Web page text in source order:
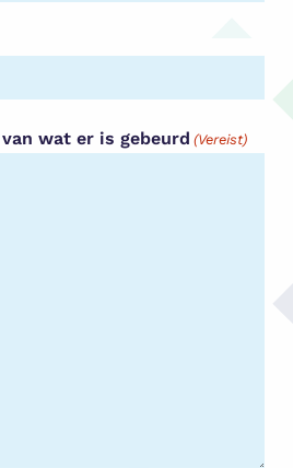
wat er is gebeurd (Vereist)